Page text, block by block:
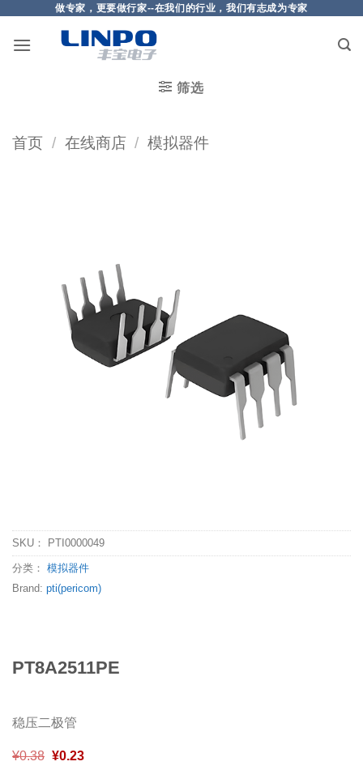
做专家，更要做行家--在我们的行业，我们有志成为专家
筛选
首页 / 在线商店 / 模拟器件
SKU： PTI0000049
分类： 模拟器件
Brand: pti(pericom)
PT8A2511PE
稳压二极管
¥0.38 ¥0.23